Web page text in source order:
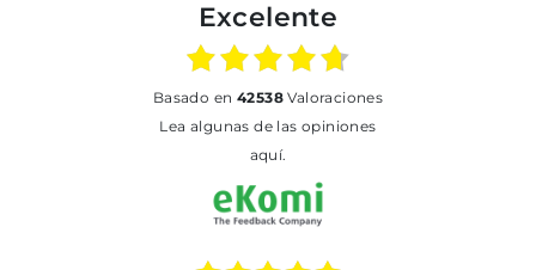
Excelente
basado en 42538Valoraciones
Lea algunas de las opiniones
aquí.